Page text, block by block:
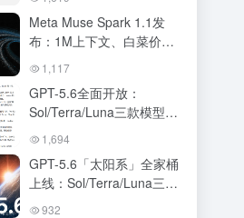
Meta Muse Spark 1.1发
布：1M上下文、白菜价
API，跑分接近Opus 4.8与
GPT-5.5
1,117
GPT-5.6全面开放：
Sol/Terra/Luna三款模型、
定价、性能跑分、
ChatGPT Work 全解读
1,694
GPT-5.6「太阳系」全家桶
上线：Sol/Terra/Luna三档
定价，ChatGPT与Codex合
932